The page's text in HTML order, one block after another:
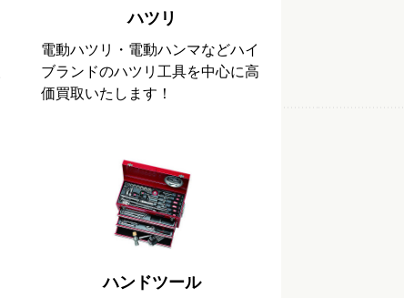
ハツリ
電動ハツリ・電動ハンマなどハイ
ブランドのハツリ工具を中心に高
価買取いたします！
ハンドツール